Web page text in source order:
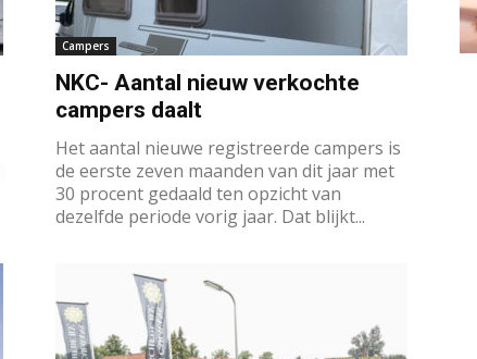
Campers
NKC- Aantal nieuw verkochte
campers daalt
Het aantal nieuwe registreerde campers is
de eerste zeven maanden van dit jaar met
30 procent gedaald ten opzicht van
dezelfde periode vorig jaar. Dat blijkt...